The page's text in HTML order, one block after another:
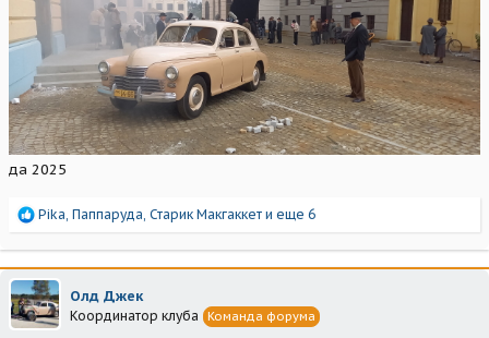
да 2025
Р
а
к
ц
и
и
Pika Паппаруда Старик Макгаккет и еще 6
Олд Джек
Координатор клуба Команда форума